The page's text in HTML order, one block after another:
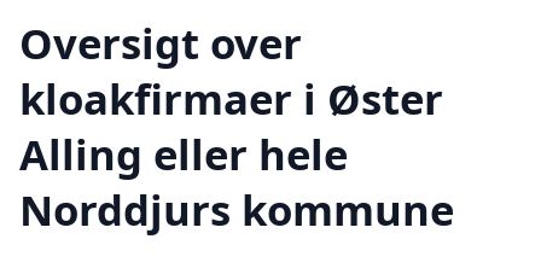
Oversigt over
kloakfirmaer i Øster
Alling eller hele
Norddjurs kommune